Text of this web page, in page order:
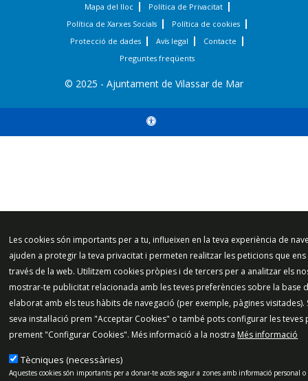
Mapa del lloc
Política de Privacitat
Política de Xarxes Socials
Política de cookies
Protecció de dades
Avís legal
Contacte
Preguntes freqüents
© 2025 - Ajuntament de Vilassar de Mar
Les cookies són importants per a tu, influeixen en la teva experiència de
ajuden a protegir la teva privacitat i permeten realitzar les peticions que ens
través de la web. Utilitzem cookies pròpies i de tercers per a analitzar els
mostrar-te publicitat relacionada amb les teves preferències sobre la base
elaborat amb els teus hàbits de navegació (per exemple, pàgines visitades).
seva instal·lació prem "Acceptar Cookies" o també pots configurar les teves
prement "Configurar Cookies". Més informació a la nostra Més informació
Tècniques (necessàries)
Aquestes cookies són importants per a donar-te accés segur a zones amb informació personal